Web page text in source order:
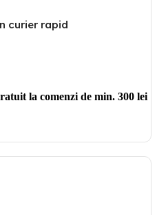
curier rapid
la comenzi de min. 300 lei